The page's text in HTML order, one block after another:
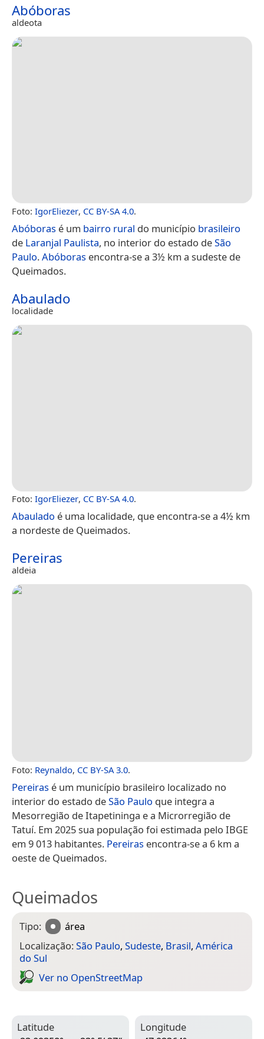
Abóboras
aldeota
Foto: IgorEliezer, CC BY-SA 4.0.
Abóboras é um bairro rural do município brasileiro
de Laranjal Paulista, no interior do estado deSão
Paulo.Abóboras encontra-se a 3½ km a sudeste de
Queimados.
Abaulado
localidade
Foto: IgorEliezer, CC BY-SA 4.0.
Abaulado é uma localidade, que encontra-se a 4½ km
a nordeste de Queimados.
Pereiras
aldeia
Foto: Reynaldo, CC BY-SA 3.0.
Pereiras é um município brasileiro localizado no
interior do estado deSão Paulo que integra a
Mesorregião de Itapetininga e a Microrregião de
Tatuí. Em 2025 sua população foi estimada pelo IBGE
em 9 013 habitantes. Pereiras encontra-se a 6 km a
oeste de Queimados.
Queimados
Tipo:
área
Localização:São Paulo, Sudeste, Brasil, América
do Sul
Ver no Open­Street­Map
Latitude
Longitude